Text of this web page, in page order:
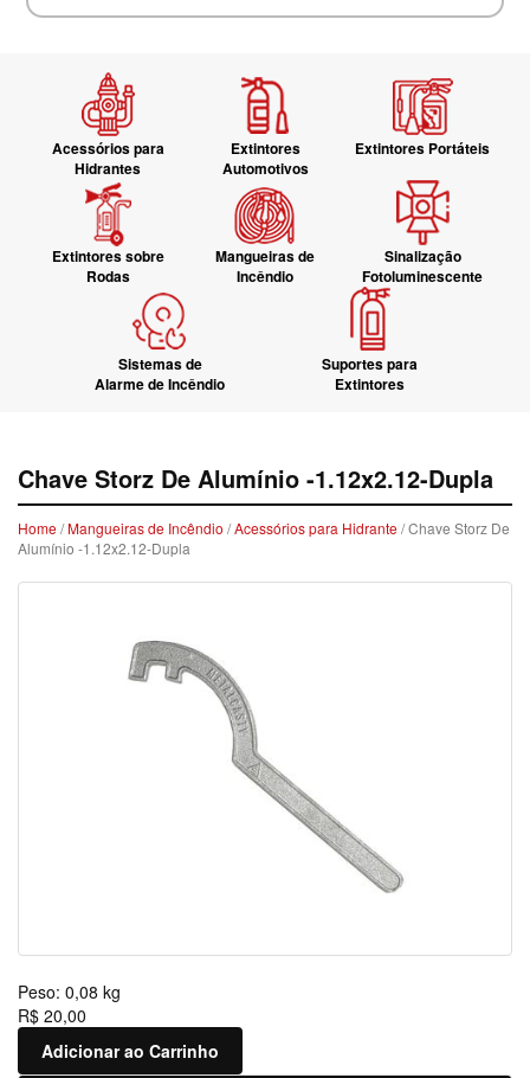
Acessórios para
Hidrantes
Extintores
Automotivos
Extintores Portáteis
Extintores sobre
Rodas
Mangueiras de
Incêndio
Sinalização
Fotoluminescente
Sistemas de
Alarme de Incêndio
Suportes para
Extintores
Chave Storz De Alumínio -1.12x2.12-Dupla
Home/Mangueiras de Incêndio /Acessórios para Hidrante/ Chave Storz De
Alumínio -1.12x2.12-Dupla
Peso: 0,08 kg
R$ 20,00
Adicionar ao Carrinho